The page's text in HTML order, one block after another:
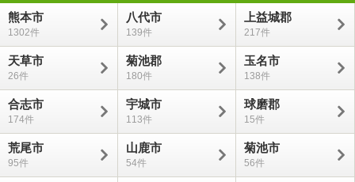
熊本市
1302
八代市
139
上益城郡
217
天草市
26
菊池郡
180
玉名市
138
合志市
174
宇城市
113
球磨郡
15
荒尾市
95
山鹿市
54
菊池市
56